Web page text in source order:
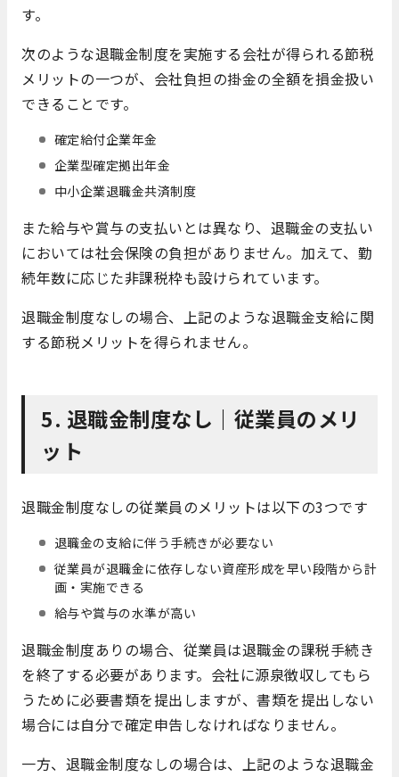
す。
次のような退職金制度を実施する会社が得られる節税
メリットの一つが、会社負担の掛金の全額を損金扱い
できることです。
確定給付企業年金
企業型確定拠出年金
中小企業退職金共済制度
また給与や賞与の支払いとは異なり、退職金の支払い
においては社会保険の負担がありません。加えて、勤
続年数に応じた非課税枠も設けられています。
退職金制度なしの場合、上記のような退職金支給に関
する節税メリットを得られません。
5. 退職金制度なし｜従業員のメリ
ット
退職金制度なしの従業員のメリットは以下の3つです
退職金の支給に伴う手続きが必要ない
従業員が退職金に依存しない資産形成を早い段階から計
画・実施できる
給与や賞与の水準が高い
退職金制度ありの場合、従業員は退職金の課税手続き
を終了する必要があります。会社に源泉徴収してもら
うために必要書類を提出しますが、書類を提出しない
場合には自分で確定申告しなければなりません。
一方、退職金制度なしの場合は、上記のような退職金